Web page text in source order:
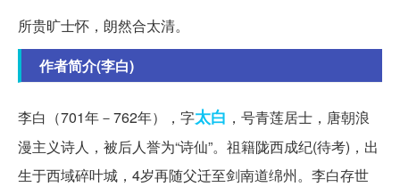
所贵旷士怀，朗然合太清。
作者简介(李白)
李白（701年－762年），字太白 ，号青莲居士，唐朝浪
漫主义诗人，被后人誉为“诗仙”。祖籍陇西成纪(待考)，出
生于西域碎叶城，4岁再随父迁至剑南道绵州。李白存世